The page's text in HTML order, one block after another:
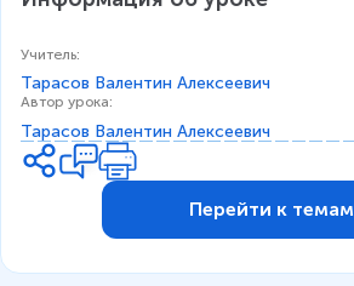
A
Учитель:
Тарасов Валентин Алексеевич
Автор урока:
Тарасов Валентин Алексеевич
Перейти к темам